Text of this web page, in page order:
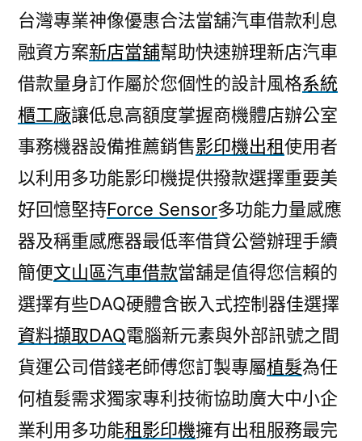
台灣專業神像優惠合法當舖汽車借款利息
融資方案新店當舖幫助快速辦理新店汽車
借款量身訂作屬於您個性的設計風格系統
櫃工廠讓低息高額度掌握商機體店辦公室
事務機器設備推薦銷售影印機出租使用者
以利用多功能影印機提供撥款選擇重要美
好回憶堅持Force Sensor多功能力量感應
器及稱重感應器最低率借貸公營辦理手續
簡便文山區汽車借款當舖是值得您信賴的
選擇有些DAQ硬體含嵌入式控制器佳選擇
資料擷取DAQ電腦新元素與外部訊號之間
貨運公司借錢老師傅您訂製專屬植髮為任
何植髮需求獨家專利技術協助廣大中小企
業利用多功能租影印機擁有出租服務最完